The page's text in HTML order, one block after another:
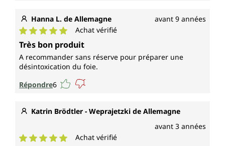
Hanna L. de Allemagne avant 9 années
Note moyenne de 5 sur 5 étoiles
Achat vérifié
Très bon produit
A recommander sans réserve pour préparer une
désintoxication du foie.
Répondre6
Katrin Brödtler - Weprajetzki de Allemagne
avant 3 années
Achat vérifié